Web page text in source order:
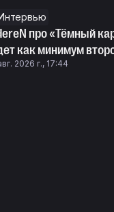
про «Тёмный
как минимум
2026 г., 17:44